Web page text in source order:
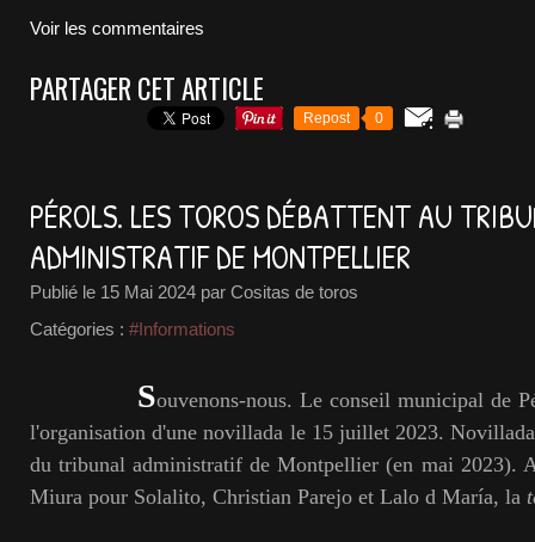
Voir les commentaires
PARTAGER CET ARTICLE
Repost 0
PÉROLS. LES TOROS DÉBATTENT AU
ADMINISTRATIF DE MONTPELLIER
Publié le 15 Mai 2024 par Cositas de toros
Catégories : #Informations
Souvenons-nous. Le conseil municipal de
l'organisation d'une novillada le 15 juillet 2023.
du tribunal administratif de Montpellier (en mai 2023).
Miura pour Solalito, Christian Parejo et Lalo d María, la